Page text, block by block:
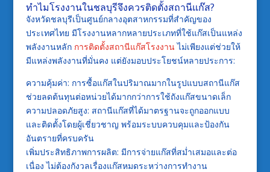
ทำไมโรงงานในชลบุรีจึงควรติดตั้งสถานีแก๊ส?
จังหวัดชลบุรีเป็นศูนย์กลางอุตสาหกรรมที่สำคัญของ
ประเทศไทย มีโรงงานหลากหลายประเภทที่ใช้แก๊สเป็นแหล่ง
พลังงานหลัก การติดตั้งสถานีแก๊สโรงงานไม่เพียงแต่ช่วยให้
มีแหล่งพลังงานที่มั่นคง แต่ยังมอบประโยชน์หลายประการ:
ความคุ้มค่า: การซื้อแก๊สในปริมาณมากในรูปแบบสถานีแก๊ส
ช่วยลดต้นทุนต่อหน่วยได้มากกว่าการใช้ถังแก๊สขนาดเล็ก
ความปลอดภัยสูง: สถานีแก๊สที่ได้มาตรฐานจะถูกออกแบบ
และติดตั้งโดยผู้เชี่ยวชาญ พร้อมระบบควบคุมและป้องกัน
อันตรายที่ครบครัน
เพิ่มประสิทธิภาพการผลิต: มีการจ่ายแก๊สที่สม่ำเสมอและต่อ
เนื่อง ไม่ต้องกังวลเรื่องแก๊สหมดระหว่างการทำงาน